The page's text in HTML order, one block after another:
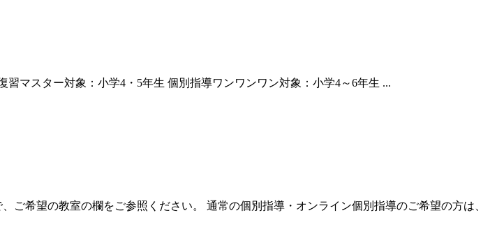
マスター対象：小学4・5年生 個別指導ワンワンワン対象：小学4～6年生 ...
希望の教室の欄をご参照ください。 通常の個別指導・オンライン個別指導のご希望の方は、